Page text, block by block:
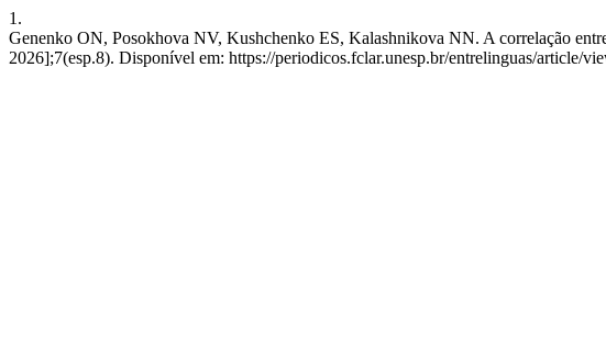
1.
Genenko ON, Posokhova NV, Kushchenko ES, Kalashnikova NN. A correlação
2026];7(esp.8). Disponível em: https://periodicos.fclar.unesp.br/entrelinguas/article/